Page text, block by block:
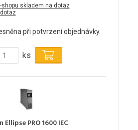
shopu skladem na dotaz
dotaz
při potvrzení objednávky.
ks
Ellipse PRO 1600 IEC